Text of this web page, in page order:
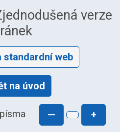
verze
standardní web
na úvod
— +